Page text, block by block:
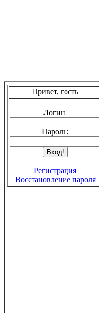
Привет, гость
Логин:
Пароль:
Регистрация
Восстановление пароля